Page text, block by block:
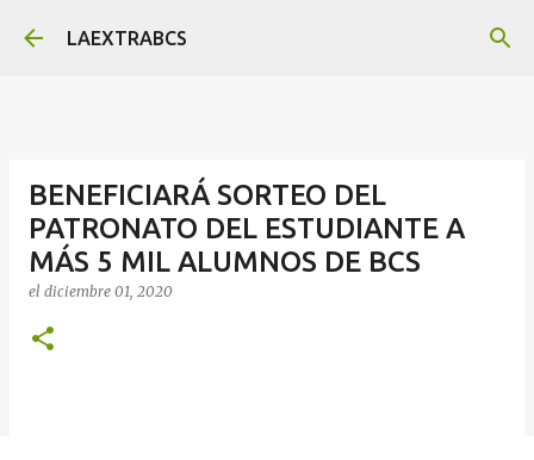
Ir al contenido principal
LAEXTRABCS
BENEFICIARÁ SORTEO DEL
PATRONATO DEL ESTUDIANTE A
MÁS 5 MIL ALUMNOS DE BCS
el diciembre 01, 2020